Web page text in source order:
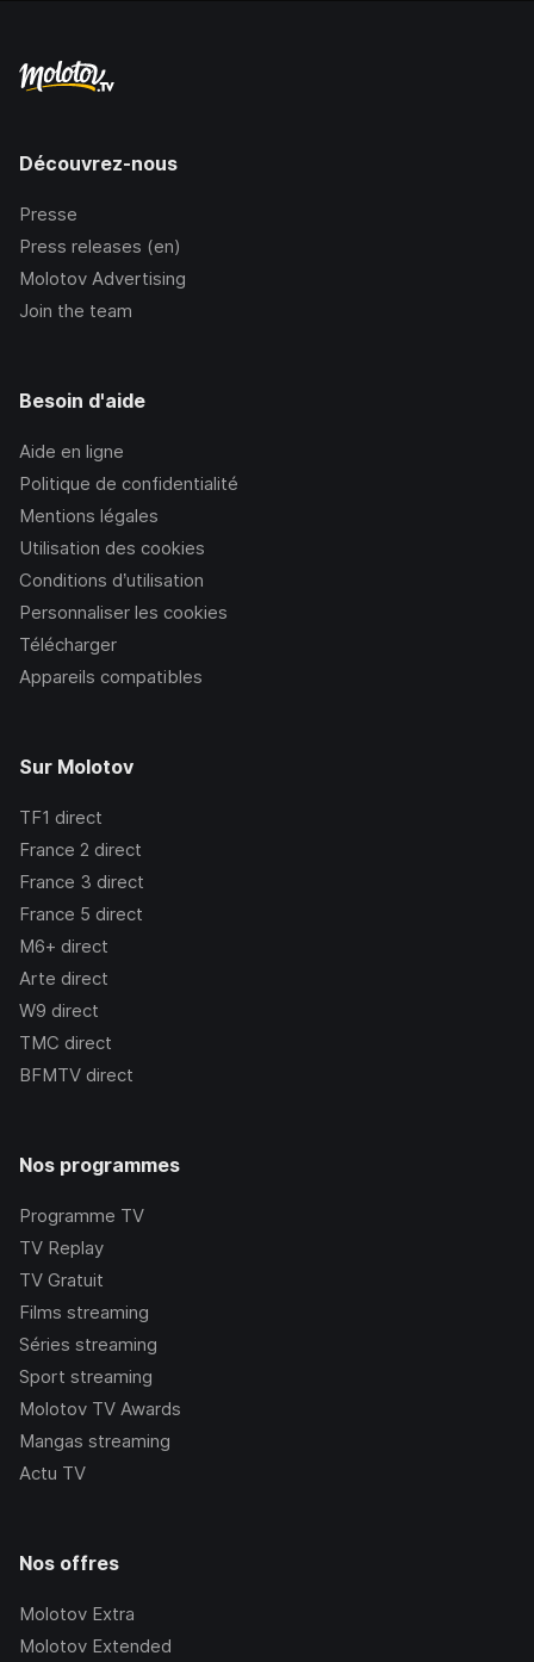
Découvrez-nous
Presse
Press releases (en)
Molotov Advertising
Join the team
Besoin d'aide
Aide en ligne
Politique de confidentialité
Mentions légales
Utilisation des cookies
Conditions d’utilisation
Personnaliser les cookies
Télécharger
Appareils compatibles
Sur Molotov
TF1 direct
France 2 direct
France 3 direct
France 5 direct
M6+ direct
Arte direct
W9 direct
TMC direct
BFMTV direct
Nos programmes
Programme TV
TV Replay
TV Gratuit
Films streaming
Séries streaming
Sport streaming
Molotov TV Awards
Mangas streaming
Actu TV
Nos offres
Molotov Extra
Molotov Extended